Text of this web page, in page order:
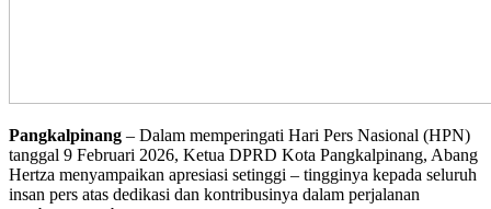
Pangkalpinang – Dalam memperingati Hari Pers Nasional (HPN)
tanggal 9 Februari 2026, Ketua DPRD Kota Pangkalpinang, Abang
Hertza menyampaikan apresiasi setinggi – tingginya kepada seluruh
insan pers atas dedikasi dan kontribusinya dalam perjalanan